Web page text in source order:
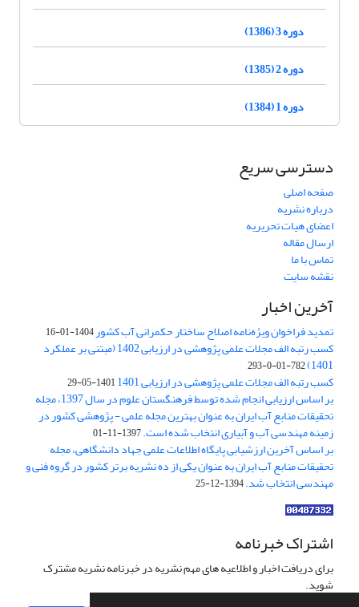
دوره 3 (1386)
دوره 2 (1385)
دوره 1 (1384)
دسترسی سریع
صفحه اصلی
درباره نشریه
اعضای هیات تحریریه
ارسال مقاله
تماس با ما
نقشه سایت
آخرین اخبار
تمدید فراخوان ویژه‌نامه اصلاح ساختار حکمرانی آب کشور1404-01-16
کسب رتبه الف مجلات علمی پژوهشی در ارزیابی 1402 (مبتنی بر عملکرد
1401)
782-01-0-293
کسب رتبه الف مجلات علمی پژوهشی در ارزیابی 1401 1401-05-29
بر اساس ارزیابی انجام شده توسط فرهنگستان علوم در سال 1397، مجله
تحقیقات منابع آب ایران به عنوان بهترین مجله علمی - پژوهشی کشور در
زمینه مهندسی آب و آبیاری انتخاب شده است.1397-11-01
بر اساس آخرین ارزشیابی پایگاه اطلاعات علمی جهاد دانشگاهی، مجله
تحقیقات منابع آب ایران به عنوان یکی از ده نشریه برتر کشور در گروه فنی و
مهندسی انتخاب شد.1394-12-25
اشتراک خبرنامه
برای دریافت اخبار و اطلاعیه های مهم نشریه در خبرنامه نشریه مشترک
شوید.